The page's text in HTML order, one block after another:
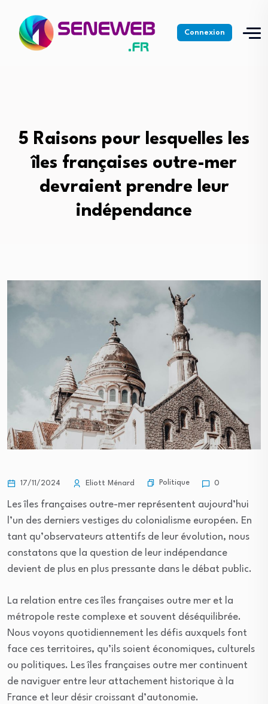
Connexion
5 Raisons pour lesquelles les
îles françaises outre-mer
devraient prendre leur
indépendance
17/11/2024 Eliott Ménard Politique 0
Les îles françaises outre-mer représentent aujourd’hui
l’un des derniers vestiges du colonialisme européen. En
tant qu’observateurs attentifs de leur évolution, nous
constatons que la question de leur indépendance
devient de plus en plus pressante dans le débat public.
La relation entre ces îles françaises outre mer et la
métropole reste complexe et souvent déséquilibrée.
Nous voyons quotidiennement les défis auxquels font
face ces territoires, qu’ils soient économiques, culturels
ou politiques. Les îles françaises outre mer continuent
de naviguer entre leur attachement historique à la
France et leur désir croissant d’autonomie.